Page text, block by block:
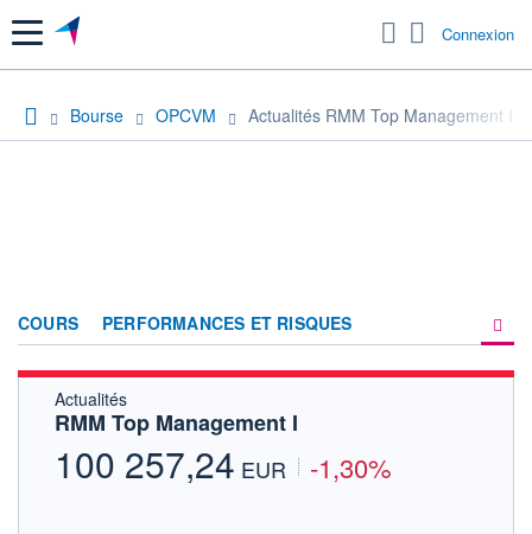
Menu Connexion
Bourse OPCVM Actualités RMM Top Management I
COURS PERFORMANCES ET RISQUES
Actualités
RMM Top Management I
100 257,24 EUR -1,30%